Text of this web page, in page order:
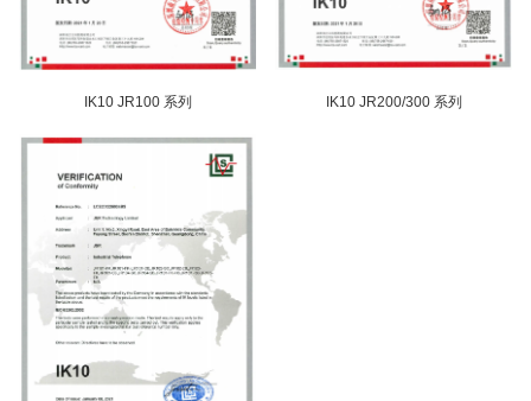
IK10 JR100 系列 IK10 JR200/300 系列